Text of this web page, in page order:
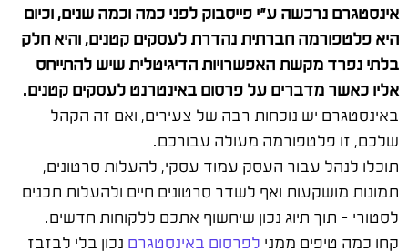
אינסטגרם נרכשה ע"י פייסבוק לפני כמה וכמה שנים, וכיום
היא פלטפורמה חברתית נהדרת לעסקים קטנים, והיא חלק
בלתי נפרד מקשת האפשרויות הדיגיטלית שיש להתייחס
אליו כאשר מדברים על פרסום באינטרנט לעסקים קטנים.
באינסטגרם יש נוכחות רבה של צעירים, ואם זה הקהל
שלכם, זו פלטפורמה מעולה עבורכם.
תוכלו לנהל עבור העסק עמוד עסקי, להעלות סרטונים,
תמונות מושקעות ואף לשדר סרטונים חיים ולהעלות תכנים
לסטורי – תוך תיוג נכון שיחשוף אתכם ללקוחות חדשים.
קחו כמה טיפים ממני לפרסום באינסטגרם נכון בלי לבזבז